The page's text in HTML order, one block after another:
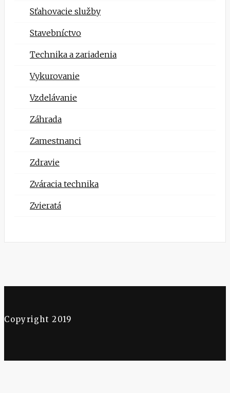
Sťahovacie služby
Stavebníctvo
Technika a zariadenia
Vykurovanie
Vzdelávanie
Záhrada
Zamestnanci
Zdravie
Zváracia technika
Zvieratá
Copyright 2019